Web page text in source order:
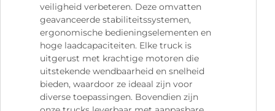
veiligheid verbeteren. Deze omvatten
geavanceerde stabiliteitssystemen,
ergonomische bedieningselementen en
hoge laadcapaciteiten. Elke truck is
uitgerust met krachtige motoren die
uitstekende wendbaarheid en snelheid
bieden, waardoor ze ideaal zijn voor
diverse toepassingen. Bovendien zijn